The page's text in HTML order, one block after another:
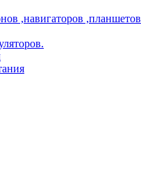
,навигаторов ,планшетов